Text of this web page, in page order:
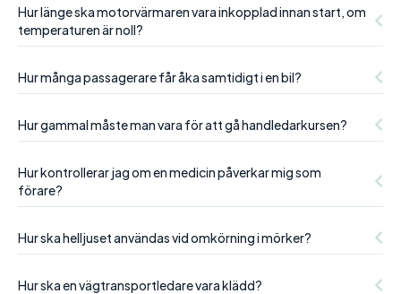
Hur länge ska motorvärmaren vara inkopplad innan start, om
temperaturen är noll?
Hur många passagerare får åka samtidigt i en bil?
Hur gammal måste man vara för att gå handledarkursen?
Hur kontrollerar jag om en medicin påverkar mig som
förare?
Hur ska helljuset användas vid omkörning i mörker?
Hur ska en vägtransportledare vara klädd?